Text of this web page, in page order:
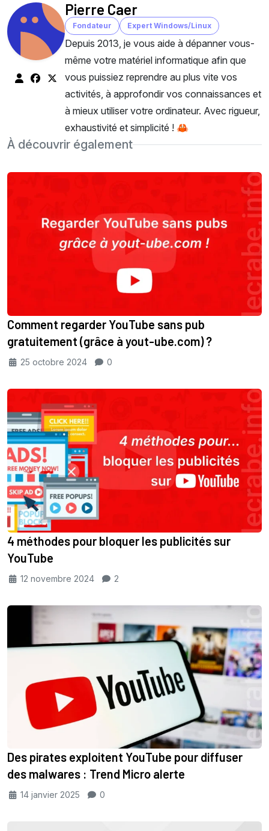
Pierre Caer
Fondateur Expert Windows/Linux
Depuis 2013, je vous aide à dépanner vous-
même votre matériel informatique afin que
vous puissiez reprendre au plus vite vos
activités, à approfondir vos connaissances et
à mieux utiliser votre ordinateur. Avec rigueur,
exhaustivité et simplicité ! 🦀
À découvrir également
Comment regarder YouTube sans pub
gratuitement (grâce à yout-ube.com) ?
25 octobre 2024 0
4 méthodes pour bloquer les publicités sur
YouTube
12 novembre 2024 2
Des pirates exploitent YouTube pour diffuser
des malwares : Trend Micro alerte
14 janvier 2025 0